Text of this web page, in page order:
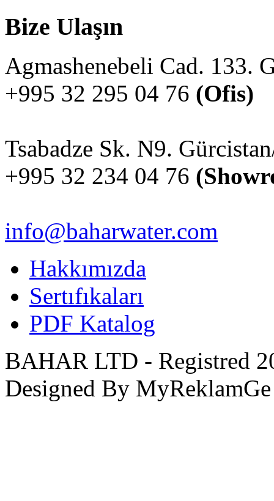
Bize Ulaşın
Agmashenebeli Cad. 133.
+995 32 295 04 76 (Ofis)
Tsabadze Sk. N9.
+995 32 234 04 76
info@baharwater.com
Hakkımızda
Sertıfıkaları
PDF Katalog
BAHAR LTD - Registred
Designed By MyReklamGe